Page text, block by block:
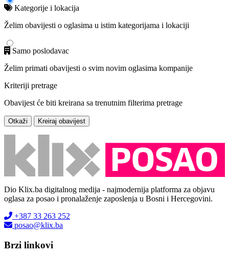
Kategorije i lokacija
Želim obavijesti o oglasima u istim kategorijama i lokaciji
Samo poslodavac
Želim primati obavijesti o svim novim oglasima kompanije
Kriteriji pretrage
Obavijest će biti kreirana sa trenutnim filterima pretrage
Otkaži Kreiraj obavijest
Dio Klix.ba digitalnog medija - najmodernija platforma za objavu
oglasa za posao i pronalaženje zaposlenja u Bosni i Hercegovini.
+387 33 263 252
posao@klix.ba
Brzi linkovi